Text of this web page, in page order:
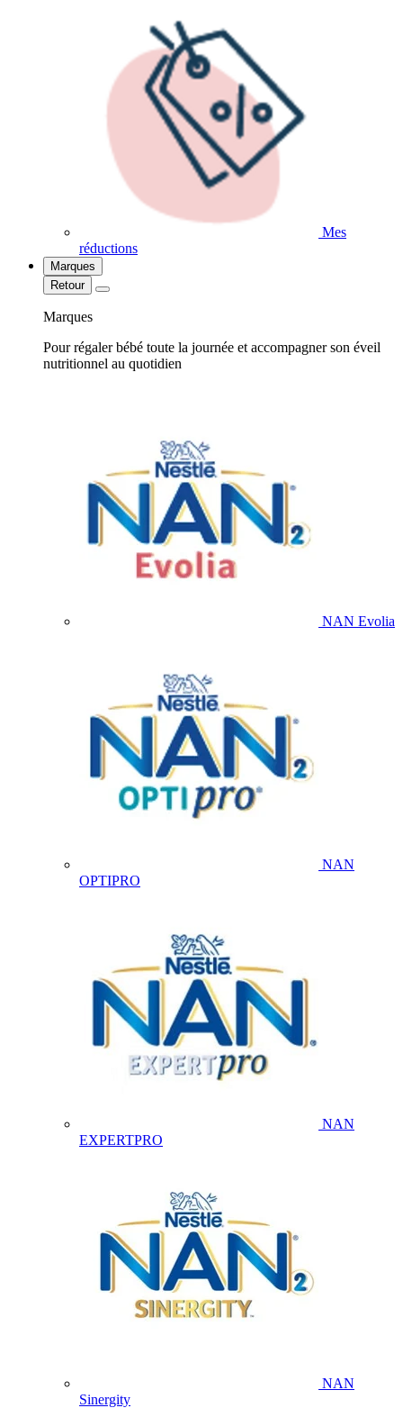
Mes
réductions
Marques
Retour
Marques
Pour régaler bébé toute la journée et accompagner son éveil
nutritionnel au quotidien
NAN Evolia
NAN
OPTIPRO
NAN
EXPERTPRO
NAN
Sinergity